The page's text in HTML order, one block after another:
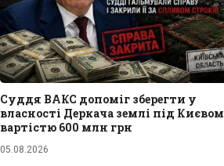
Суддя ВАКС допоміг зберегти у
власності Деркача землі під Києвом
вартістю 600 млн грн
05.08.2026